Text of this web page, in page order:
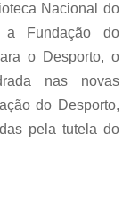
Nacional do
a Fundação do
o Desporto, o
nas novas
do Desporto,
pela tutela do